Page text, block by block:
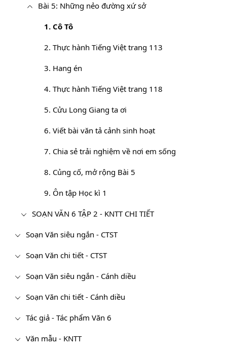
Bài 5: Những nẻo đường xứ sở
1. Cô Tô
2. Thực hành Tiếng Việt trang 113
3. Hang én
4. Thực hành Tiếng Việt trang 118
5. Cửu Long Giang ta ơi
6. Viết bài văn tả cảnh sinh hoạt
7. Chia sẻ trải nghiệm về nơi em sống
8. Củng cố, mở rộng Bài 5
9. Ôn tập Học kì 1
SOẠN VĂN 6 TẬP 2 - KNTT CHI TIẾT
Soạn Văn siêu ngắn - CTST
Soạn Văn chi tiết - CTST
Soạn Văn siêu ngắn - Cánh diều
Soạn Văn chi tiết - Cánh diều
Tác giả - Tác phẩm Văn 6
Văn mẫu - KNTT